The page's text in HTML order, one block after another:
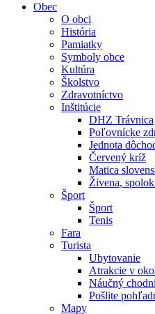
Obec
O obci
História
Pamiatky
Symboly obce
Kultúra
Školstvo
Zdravotníctvo
Inštitúcie
DHZ Trávnica
Poľovnícke
Jednota
Červený kríž
Matica
Živena,
Šport
Šport
Tenis
Fara
Turista
Ubytovanie
Atrakcie v
Náučný
Pošlite
Mapy